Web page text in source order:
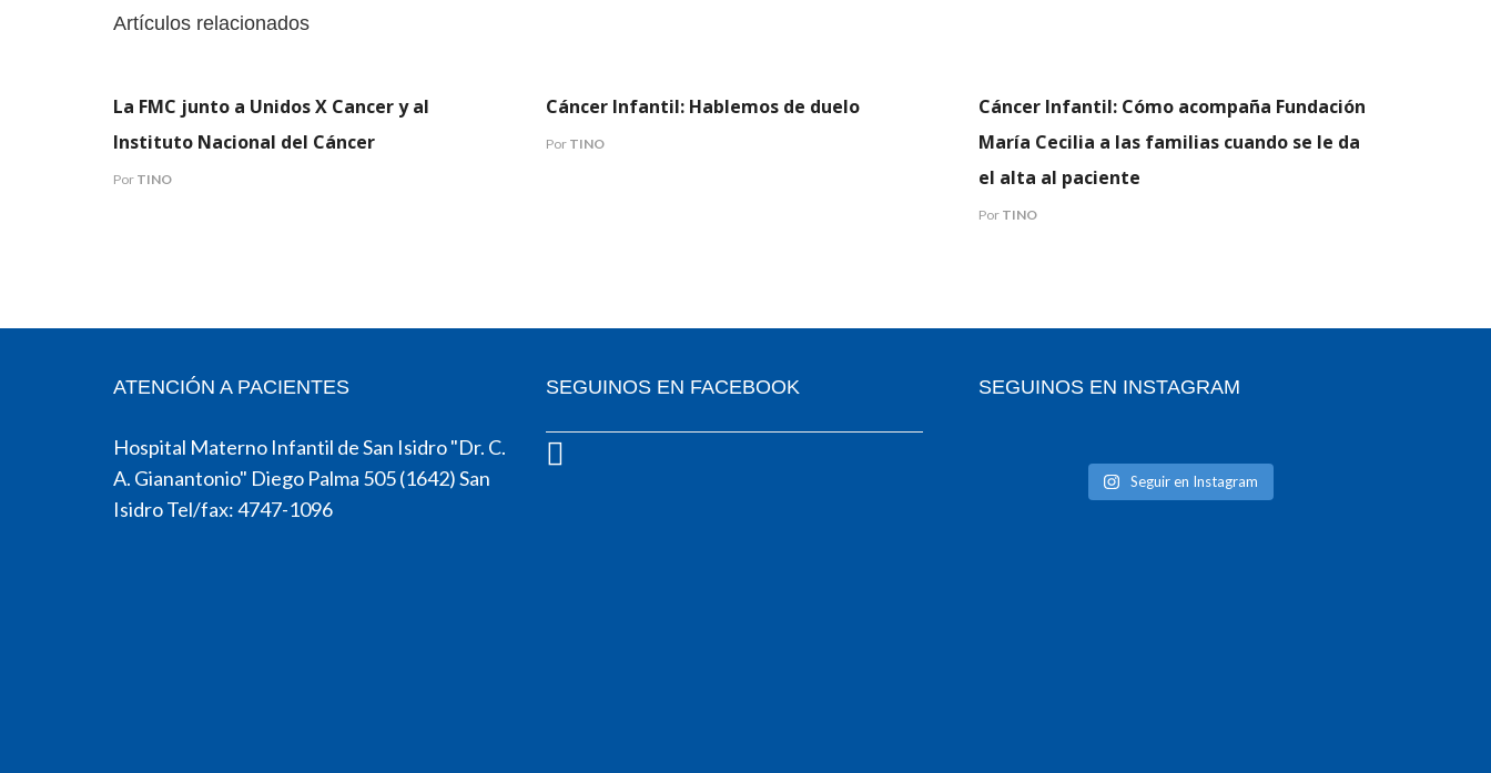
Artículos relacionados
COMUNICADOS INVESTIGACION
La FMC junto a Unidos X Cancer y al
Instituto Nacional del Cáncer
Por TINO
Cáncer Infantil: Hablemos de duelo
Por TINO
Cáncer Infantil: Cómo acompaña Fundación
María Cecilia a las familias cuando se le da
el alta al paciente
Por TINO
ATENCIÓN A PACIENTES
Hospital Materno Infantil de San Isidro "Dr. C.
A. Gianantonio" Diego Palma 505 (1642) San
Isidro Tel/fax: 4747-1096
SEGUINOS EN FACEBOOK SEGUINOS EN INSTAGRAM
Seguir en Instagram